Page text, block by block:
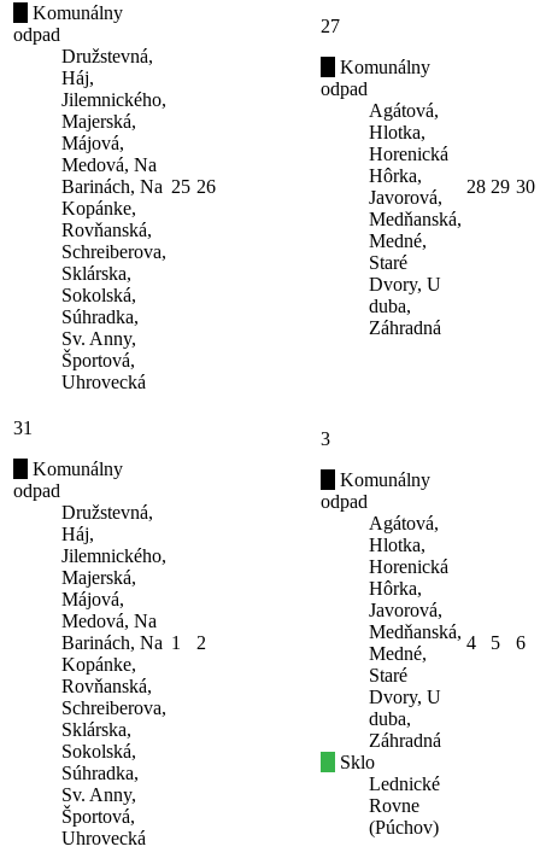
Komunálny
odpad
Družstevná,
Háj,
Jilemnického,
Majerská,
Májová,
Medová, Na
Barinách, Na
Kopánke,
Rovňanská,
Schreiberova,
Sklárska,
Sokolská,
Súhradka,
Sv. Anny,
Športová,
Uhrovecká
25 26
27
Komunálny
odpad
Agátová,
Hlotka,
Horenická
Hôrka,
Javorová,
Medňanská,
Medné,
Staré
Dvory, U
duba,
Záhradná
28 29 30
31
Komunálny
odpad
Družstevná,
Háj,
Jilemnického,
Majerská,
Májová,
Medová, Na
Barinách, Na
Kopánke,
Rovňanská,
Schreiberova,
Sklárska,
Sokolská,
Súhradka,
Sv. Anny,
Športová,
Uhrovecká
1 2
3
Komunálny
odpad
Agátová,
Hlotka,
Horenická
Hôrka,
Javorová,
Medňanská,
Medné,
Staré
Dvory, U
duba,
Záhradná
Sklo
Lednické
Rovne
(Púchov)
4 5 6